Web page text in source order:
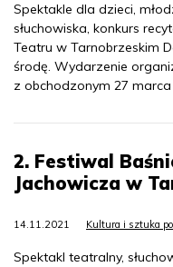
Spektakle dla dzieci,
słuchowiska, konkurs
Teatru w Tarnobrzeskim
środę. Wydarzenie
z obchodzonym 27
2. Festiwal
Jachowicza w
14.11.2021 Kultura i sztuka
Spektakl teatralny,